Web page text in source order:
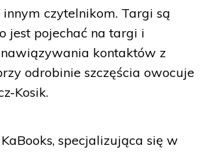
czytelnikom. Targi są
jest pojechać na targi i
kontaktów z
odrobinie szczęścia owocuje
Kosik.
specjalizująca się w